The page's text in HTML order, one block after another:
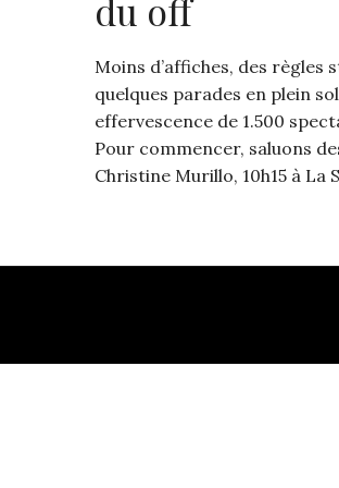
du off
Moins d’affiches, des règles
quelques parades en plein
effervescence de 1.500
Pour commencer, saluons
Christine Murillo, 10h15 à La